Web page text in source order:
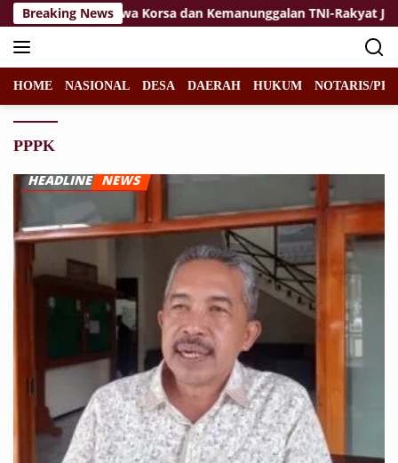
Langsung
ke
konten
Breaking NewsJiwa Korsa dan Kemanunggalan TNI-Rakyat Jadi
HOME NASIONAL DESA DAERAH HUKUM NOTARIS/
PPPK